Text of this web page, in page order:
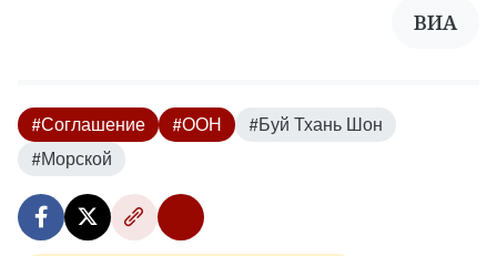
ВИА
#Соглашение #ООН
#Буй Тхань Шон
#Морской